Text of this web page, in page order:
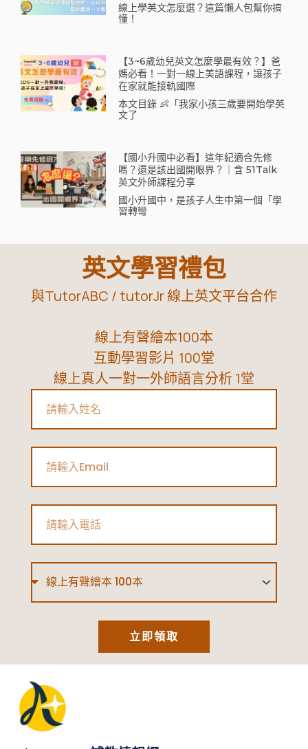
線上學英文怎麼選？這篇懶人包幫你搞
懂！
【3~6歲幼兒英文怎麼學最有效？】爸
媽必看！一對一線上美語課程，讓孩子
在家就能接軌國際
本文目錄 👶「我家小孩三歲要開始學英
文了
【國小升國中必看】這年紀適合先修
嗎？還是該出國開眼界？｜含 51Talk
英文外師課程分享
國小升國中，是孩子人生中第一個「學
習轉彎
英文學習禮包
與TutorABC / tutorJr 線上英文平台合作
線上有聲繪本100本
互動學習影片 100堂
線上真人一對一外師語言分析 1堂
立即領取